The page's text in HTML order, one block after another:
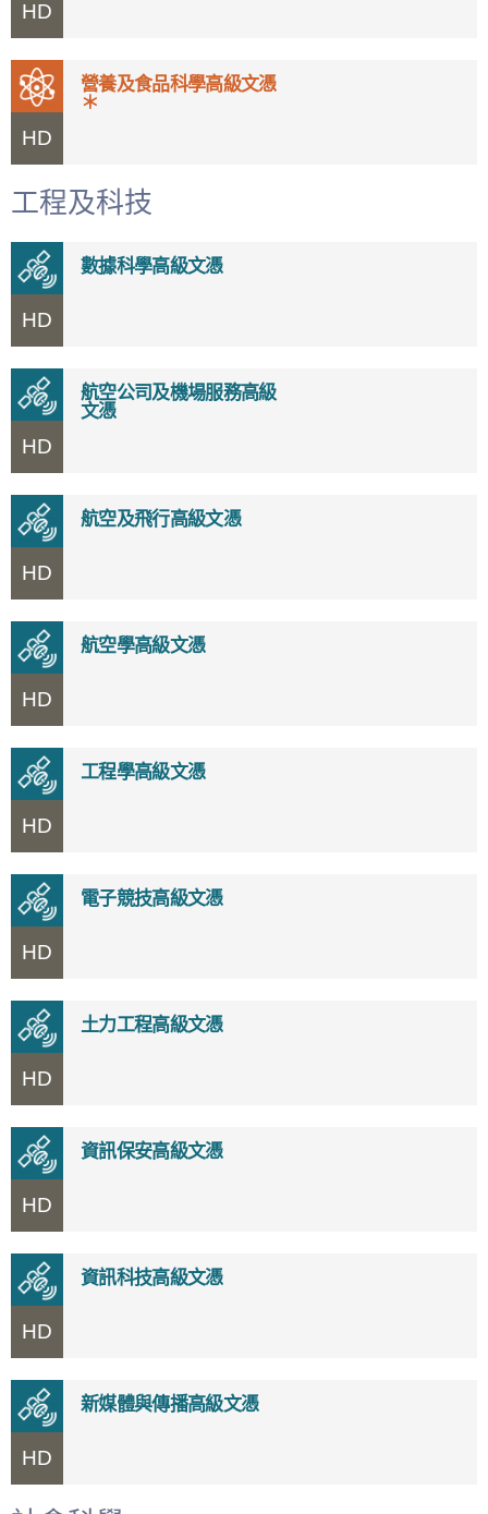
HD
HD
營養及食品科學高級文憑
＊
工程及科技
HD
數據科學高級文憑
HD
航空公司及機場服務高級
文憑
HD
航空及飛行高級文憑
HD
航空學高級文憑
HD
工程學高級文憑
HD
電子競技高級文憑
HD
土力工程高級文憑
HD
資訊保安高級文憑
HD
資訊科技高級文憑
HD
新媒體與傳播高級文憑